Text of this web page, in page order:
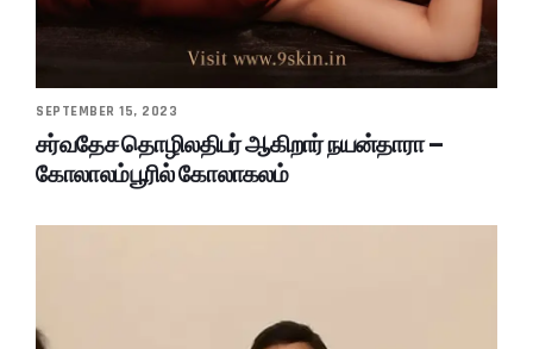
SEPTEMBER 15, 2023
சர்வதேச தொழிலதிபர் ஆகிறார் நயன்தாரா –
கோலாலம்பூரில் கோலாகலம்